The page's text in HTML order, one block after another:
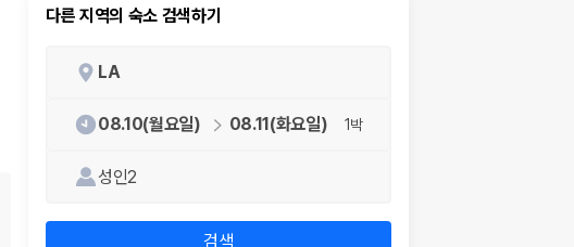
다른 지역의 숙소 검색하기
LA
08.10(월요일) 08.11(화요일) 1박
성인2
검색